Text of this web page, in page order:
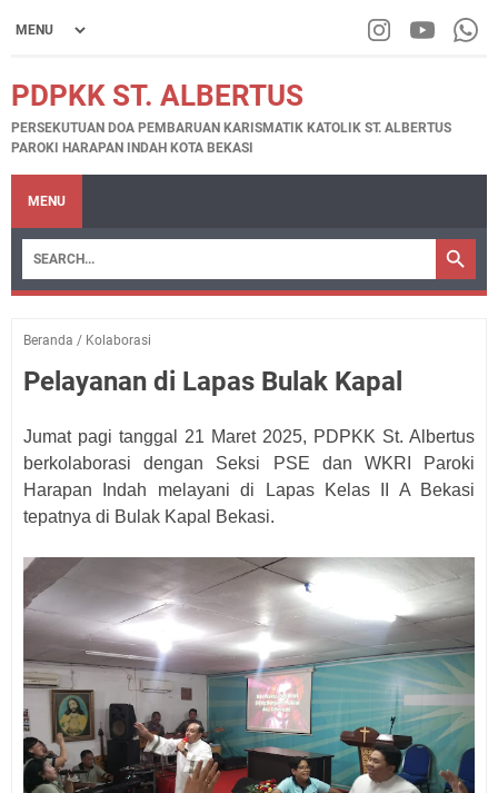
PDPKK ST. ALBERTUS
PERSEKUTUAN DOA PEMBARUAN KARISMATIK KATOLIK ST. ALBERTUS
PAROKI HARAPAN INDAH KOTA BEKASI
MENU
Beranda / Kolaborasi
Pelayanan di Lapas Bulak Kapal
Jumat pagi tanggal 21 Maret 2025, PDPKK St. Albertus
berkolaborasi dengan Seksi PSE dan WKRI Paroki
Harapan Indah melayani di Lapas Kelas II A Bekasi
tepatnya di Bulak Kapal Bekasi.